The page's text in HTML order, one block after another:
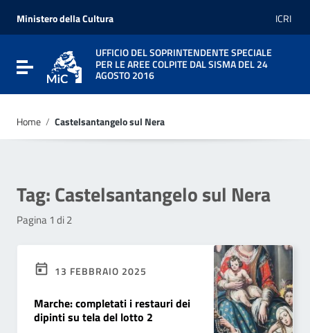
Vai al menu di navigazione
Vai al footer
Ministero della Cultura ICRI
Attiva / disattiva la navigazione
UFFICIO DEL SOPRINTENDENTE SPECIALE
PER LE AREE COLPITE DAL SISMA DEL 24
AGOSTO 2016
Home / Castelsantangelo sul Nera
Tag:Castelsantangelo sul Nera
Pagina 1 di 2
13 FEBBRAIO 2025
Marche: completati i restauri dei
dipinti su tela del lotto 2